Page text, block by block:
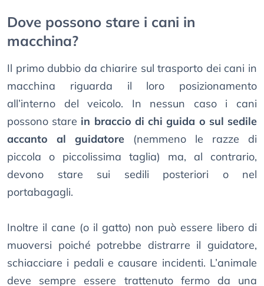
Dove possono stare i cani in
macchina?
Il primo dubbio da chiarire sul trasporto dei cani in
macchina riguarda il loro posizionamento
all’interno del veicolo. In nessun caso i cani
possono stare in braccio di chi guida o sul sedile
accanto al guidatore (nemmeno le razze di
piccola o piccolissima taglia) ma, al contrario,
devono stare sui sedili posteriori o nel
portabagagli.
Inoltre il cane (o il gatto) non può essere libero di
muoversi poiché potrebbe distrarre il guidatore,
schiacciare i pedali e causare incidenti. L’animale
deve sempre essere trattenuto fermo da una